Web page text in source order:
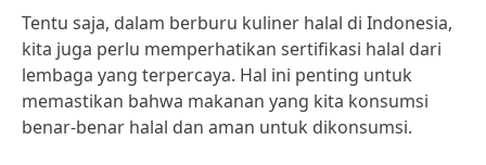
Tentu saja, dalam berburu kuliner halal di Indonesia,
kita juga perlu memperhatikan sertifikasi halal dari
lembaga yang terpercaya. Hal ini penting untuk
memastikan bahwa makanan yang kita konsumsi
benar-benar halal dan aman untuk dikonsumsi.